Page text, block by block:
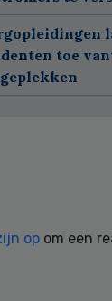
toe
op om een